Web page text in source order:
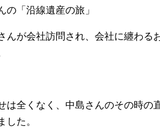
の「沿線遺産の旅」
んが会社訪問され、会社に纏わる
は全くなく、中島さんのその時の
した。